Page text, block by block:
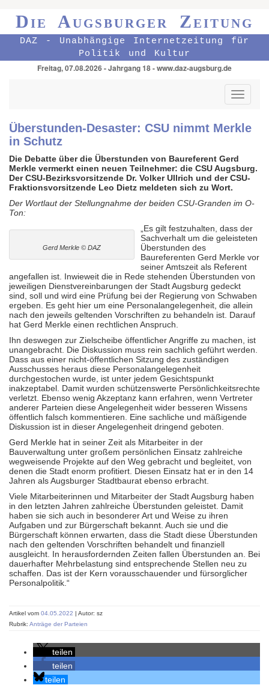
Die Augsburger Zeitung
DAZ - Unabhängige Internetzeitung für
Politik und Kultur
Freitag, 07.08.2026 - Jahrgang 18 - www.daz-augsburg.de
Toggle
Überstunden-Desaster: CSU nimmt Merkle
in Schutz
Die Debatte über die Überstunden von Baureferent Gerd
Merkle vermerkt einen neuen Teilnehmer: die CSU Augsburg.
Der CSU-Bezirksvorsitzende Dr. Volker Ullrich und der CSU-
Fraktionsvorsitzende Leo Dietz meldeten sich zu Wort.
Der Wortlaut der Stellungnahme der beiden CSU-Granden im O-
Ton:
Gerd Merkle © DAZ
„Es gilt festzuhalten, dass der
Sachverhalt um die geleisteten
Überstunden des
Baureferenten Gerd Merkle vor
seiner Amtszeit als Referent
angefallen ist. Inwieweit die in Rede stehenden Überstunden von
jeweiligen Dienstvereinbarungen der Stadt Augsburg gedeckt
sind, soll und wird eine Prüfung bei der Regierung von Schwaben
ergeben. Es geht hier um eine Personalangelegenheit, die allein
nach den jeweils geltenden Vorschriften zu behandeln ist. Darauf
hat Gerd Merkle einen rechtlichen Anspruch.
Ihn deswegen zur Zielscheibe öffentlicher Angriffe zu machen, ist
unangebracht. Die Diskussion muss rein sachlich geführt werden.
Dass aus einer nicht-öffentlichen Sitzung des zuständigen
Ausschusses heraus diese Personalangelegenheit
durchgestochen wurde, ist unter jedem Gesichtspunkt
inakzeptabel. Damit wurden schützenswerte Persönlichkeitsrechte
verletzt. Ebenso wenig Akzeptanz kann erfahren, wenn Vertreter
anderer Parteien diese Angelegenheit wider besseren Wissens
öffentlich falsch kommentieren. Eine sachliche und mäßigende
Diskussion ist in dieser Angelegenheit dringend geboten.
Gerd Merkle hat in seiner Zeit als Mitarbeiter in der
Bauverwaltung unter großem persönlichen Einsatz zahlreiche
wegweisende Projekte auf den Weg gebracht und begleitet, von
denen die Stadt enorm profitiert. Diesen Einsatz hat er in den 14
Jahren als Augsburger Stadtbaurat ebenso erbracht.
Viele Mitarbeiterinnen und Mitarbeiter der Stadt Augsburg haben
in den letzten Jahren zahlreiche Überstunden geleistet. Damit
haben sie sich auch in besonderer Art und Weise zu ihren
Aufgaben und zur Bürgerschaft bekannt. Auch sie und die
Bürgerschaft können erwarten, dass die Stadt diese Überstunden
nach den geltenden Vorschriften behandelt und finanziell
ausgleicht. In herausfordernden Zeiten fallen Überstunden an. Bei
dauerhafter Mehrbelastung sind entsprechende Stellen neu zu
schaffen. Das ist der Kern vorausschauender und fürsorglicher
Personalpolitik.“
Artikel vom 04.05.2022 | Autor: sz
Rubrik: Anträge der Parteien
teilen
teilen
teilen